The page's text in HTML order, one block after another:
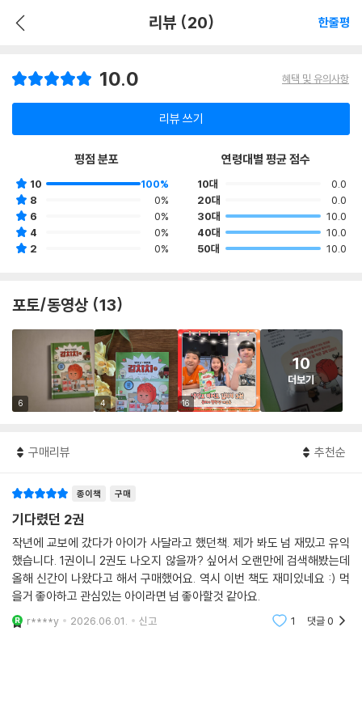
리뷰 (20) 한줄평
10.0 혜택 및 유의사항
리뷰 쓰기
평점 분포
10
100%
8
0%
6
0%
4
0%
2
0%
연령대별 평균 점수
10대
0.0
20대
0.0
30대
10.0
40대
10.0
50대
10.0
포토/동영상 (13)
6 4 16
10
더보기
구매리뷰 추천순
종이책 구매
기다렸던 2권
작년에 교보에 갔다가 아이가 사달라고 했던책. 제가 봐도 넘 재밌고 유익
했습니다. 1권이니 2권도 나오지 않을까? 싶어서 오랜만에 검색해봤는데
올해 신간이 나왔다고 해서 구매했어요. 역시 이번 책도 재미있네요 :) 먹
을거 좋아하고 관심있는 아이라면 넘 좋아할것 같아요.
r****y 2026.06.01. 신고 1 댓글0